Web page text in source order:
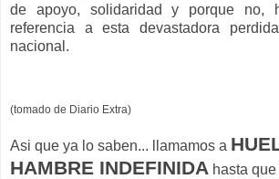
de apoyo, solidaridad y porque no,
referencia a esta devastadora
nacional.
(tomado de Diario Extra)
Asi que ya lo saben... llamamos a
HAMBRE INDEFINIDA hasta